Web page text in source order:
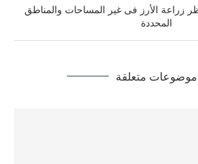
زراعة الأرز فى غير المساحات والمناطق
المحددة
موضوعات متعلقة